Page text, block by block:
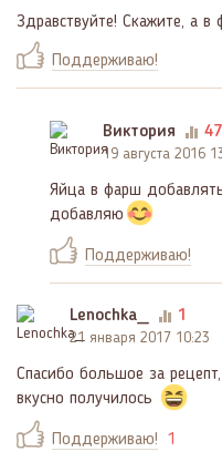
Здравствуйте! Скажите, а
Поддерживаю!
Виктория
19 августа 2016
Яйца в фарш
добавляю
Поддерживаю!
Lenochka_ 1
21 января 2017 10:23
Спасибо большое за
вкусно получилось
Поддерживаю! 1